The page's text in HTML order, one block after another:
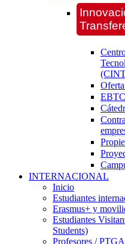
INTERNACIONAL
Inicio
Estudiantes
Erasmus+ y
Estudiantes
Students)
Profesores /